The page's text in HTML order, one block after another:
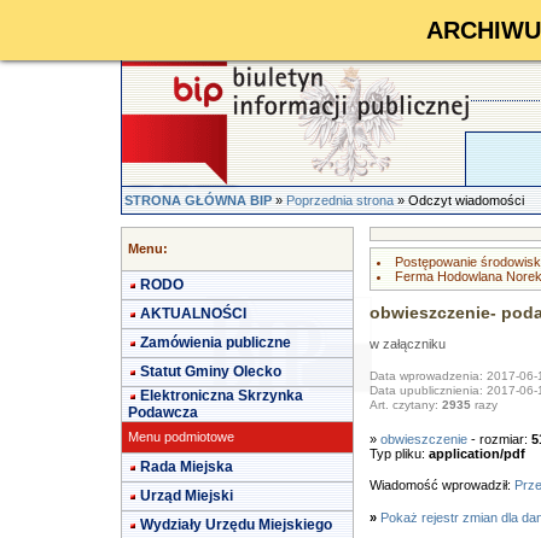
STRONA GŁÓWNA BIP»Poprzednia strona» Odczyt wiadomości
Menu:
RODO
AKTUALNOŚCI
Zamówienia publiczne
Statut Gminy Olecko
Elektroniczna Skrzynka
Podawcza
Menu podmiotowe
Rada Miejska
Urząd Miejski
Wydziały Urzędu Miejskiego
Postępowanie
Ferma Hodowlana
obwieszczenie-
w załączniku
Data wprowadzenia: 2017-06-
Data upublicznienia: 2017-06-
Art. czytany: 2935razy
» obwieszczenie- rozmiar:
Typ pliku: application/pdf
Wiadomość wprowadził:
» Pokaż rejestr zmian dla